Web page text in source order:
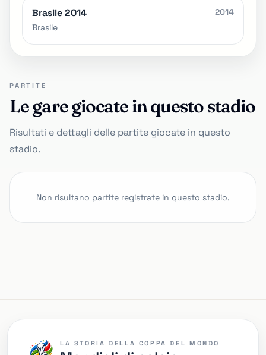
Brasile 2014
Brasile
2014
PARTITE
Le gare giocate in questo stadio
Risultati e dettagli delle partite giocate in questo
stadio.
Non risultano partite registrate in questo stadio.
LA STORIA DELLA COPPA DEL MONDO